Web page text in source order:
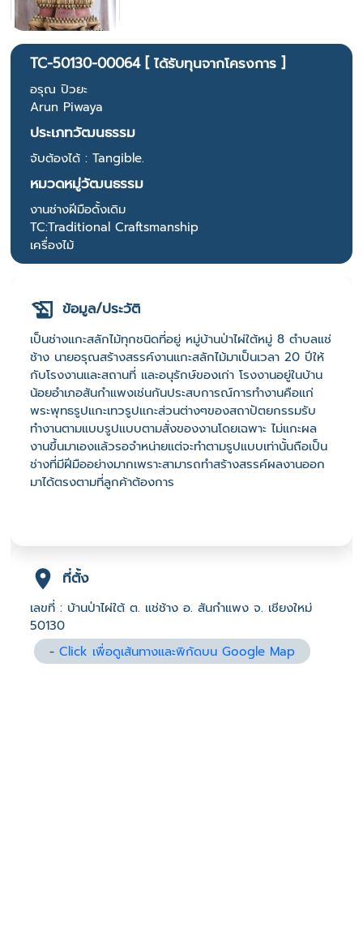
TC-50130-00064 [ ได้รับทุนจากโครงการ ]
อรุณ ปิวยะ
Arun Piwaya
ประเภทวัฒนธรรม
จับต้องได้ : Tangible.
หมวดหมู่วัฒนธรรม
งานช่างฝีมือดั้งเดิม
TC:Traditional Craftsmanship
เครื่องไม้
ข้อมูล/ประวัติ
เป็นช่างแกะสลักไม้ทุกชนิดที่อยู่ หมู่บ้านป่าไผ่ใต้หมู่ 8 ตำบลแช่
ช้าง นายอรุณสร้างสรรค์งานแกะสลักไม้มาเป็นเวลา 20 ปีให้
กับโรงงานและสถานที่ และอนุรักษ์ของเก่า โรงงานอยู่ในบ้าน
น้อยอำเภอสันกำแพงเช่นกันประสบการณ์การทำงานคือแก่
พระพุทธรูปแกะเทวรูปแกะส่วนต่างๆของสถาปัตยกรรมรับ
ทำงานตามแบบรูปแบบตามสั่งของงานโดยเฉพาะ ไม่แกะผล
งานขึ้นมาเองแล้วรอจำหน่ายแต่จะทำตามรูปแบบเท่านั้นถือเป็น
ช่างที่มีฝีมืออย่างมากเพราะสามารถทำสร้างสรรค์ผลงานออก
มาได้ตรงตามที่ลูกค้าต้องการ
ที่ตั้ง
เลขที่ : บ้านป่าไผ่ใต้ ต. แช่ช้าง อ. สันกำแพง จ. เชียงใหม่
50130
-Click เพื่อดูเส้นทางและพิกัดบน Google Map